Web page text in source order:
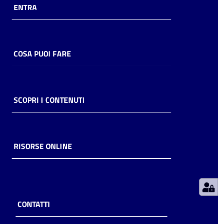
Risorse
online
Casa
Piani
storico
per
ENTRA
COSA PUOI FARE
SCOPRI I CONTENUTI
RISORSE ONLINE
CONTATTI